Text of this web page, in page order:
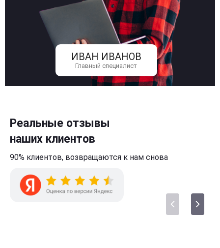
ИВАН ИВАНОВ
Главный специалист
Реальные отзывы
наших клиентов
90% клиентов, возвращаются к нам снова